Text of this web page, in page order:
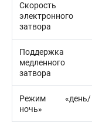
Скорость
электронного
затвора
Поддержка
медленного
затвора
Режим «день/
ночь»